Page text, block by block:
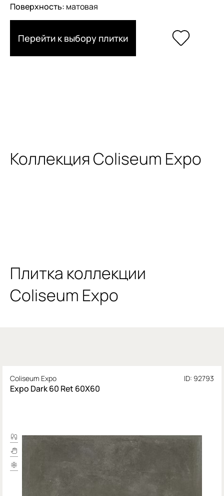
Поверхность: матовая
Перейти к выбору плитки
Коллекция Coliseum Expo
Плитка коллекции
Coliseum Expo
Coliseum Expo ID: 92793
Expo Dark 60 Ret 60X60